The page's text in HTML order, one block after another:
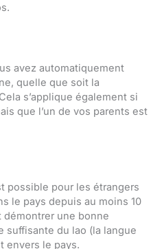
avez automatiquement
quelle que soit la
s’applique également si
que l’un de vos parents est
possible pour les étrangers
le pays depuis au moins 10
démontrer une bonne
suffisante du lao (la langue
envers le pays.